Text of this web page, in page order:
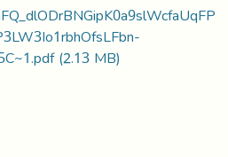
(2.13 MB)